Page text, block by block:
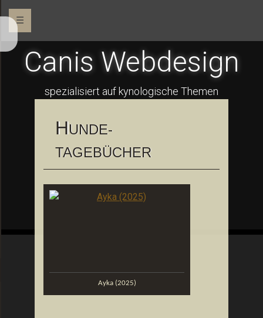
☰
Canis Webdesign
spezialisiert auf kynologische Themen
HUNDE-
TAGEBÜCHER
Ayka (2025)